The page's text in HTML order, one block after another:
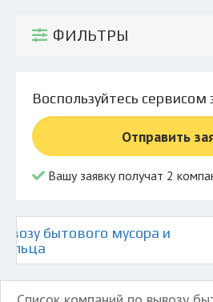
КОМПАНИЯМ
© 2026 Все права защищены
ФИЛЬТРЫ
Воспользуйтесь сервисом
Отправить
Вашу заявку получат 2
бытового мусора и
Ельца